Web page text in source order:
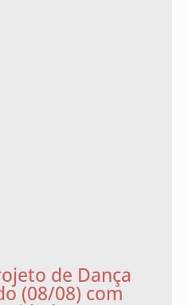
de Dança
(08/08) com